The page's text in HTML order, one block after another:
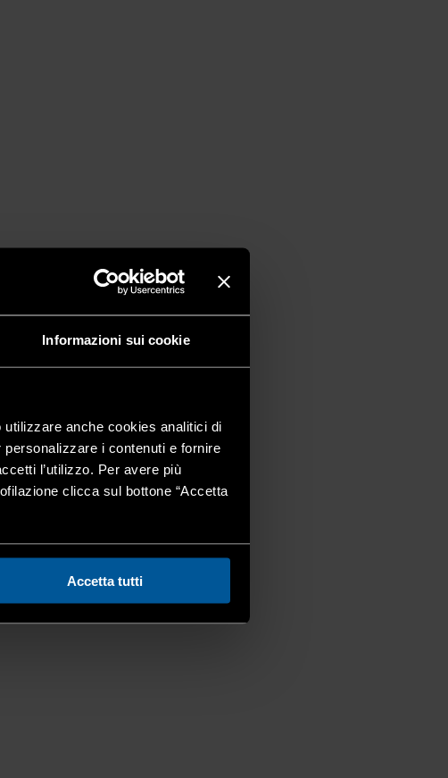
Informazioni sui cookie
anche cookies analitici di
i contenuti e fornire
l’utilizzo. Per avere più
clicca sul bottone “Accetta
Accetta tutti